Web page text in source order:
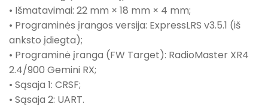
• Išmatavimai: 22 mm × 18 mm × 4 mm;
• Programinės įrangos versija: ExpressLRS v3.5.1 (iš
anksto įdiegta);
• Programinė įranga (FW Target): RadioMaster XR4
2.4/900 Gemini RX;
• Sąsaja 1: CRSF;
• Sąsaja 2: UART.